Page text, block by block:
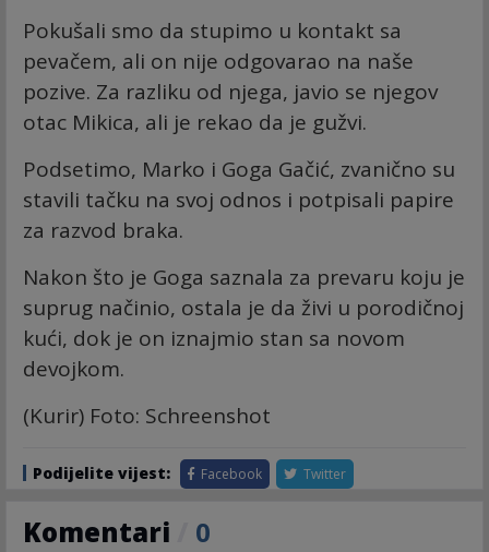
Pokušali smo da stupimo u kontakt sa
pevačem, ali on nije odgovarao na naše
pozive. Za razliku od njega, javio se njegov
otac Mikica, ali je rekao da je gužvi.
Podsetimo, Marko i Goga Gačić, zvanično su
stavili tačku na svoj odnos i potpisali papire
za razvod braka.
Nakon što je Goga saznala za prevaru koju je
suprug načinio, ostala je da živi u porodičnoj
kući, dok je on iznajmio stan sa novom
devojkom.
(Kurir) Foto: Schreenshot
Podijelite vijest: Facebook Twitter
Komentari 0